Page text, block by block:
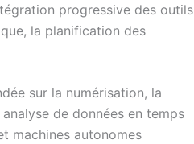
progressive des outils
la planification des
sur la numérisation, la
de données en temps
machines autonomes